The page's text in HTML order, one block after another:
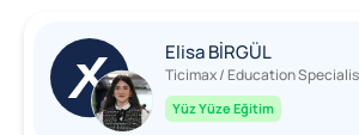
Elisa BİRGÜL
Ticimax / Education
Yüz Yüze Eğitim